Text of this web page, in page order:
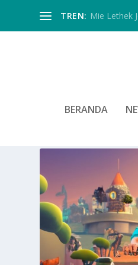
TREN: Mie Lethek
BERANDA